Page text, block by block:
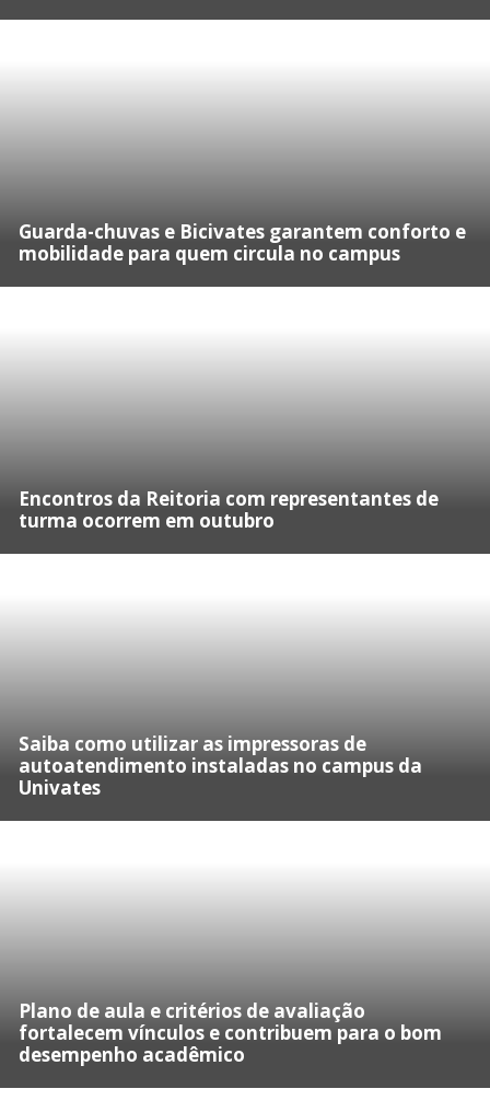
Guarda-chuvas e Bicivates garantem conforto e
mobilidade para quem circula no campus
Encontros da Reitoria com representantes de
turma ocorrem em outubro
Saiba como utilizar as impressoras de
autoatendimento instaladas no campus da
Univates
Plano de aula e critérios de avaliação
fortalecem vínculos e contribuem para o bom
desempenho acadêmico